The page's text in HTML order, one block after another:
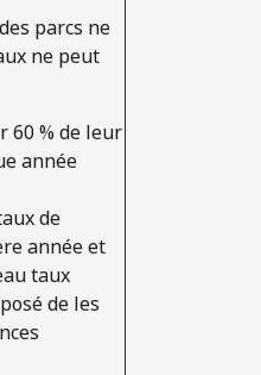
parcs ne
ne peut
60 % de leur
année
de
année et
taux
de les